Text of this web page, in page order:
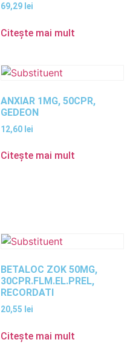
69,29 lei
Citește mai mult
ANXIAR 1MG, 50CPR,
GEDEON
12,60 lei
Citește mai mult
BETALOC ZOK 50MG,
30CPR.FLM.EL.PREL,
RECORDATI
20,55 lei
Citește mai mult